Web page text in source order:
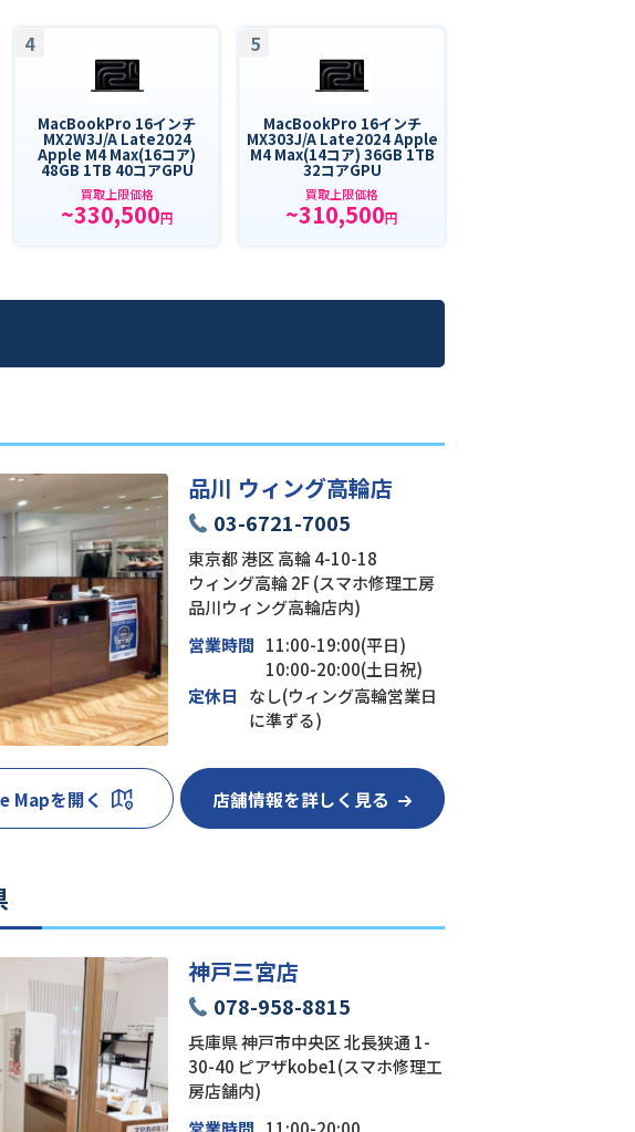
4
MacBookPro 16インチ
MX2W3J/A Late2024
Apple M4 Max(16コア)
48GB 1TB 40コアGPU
買取上限価格
~330,500円
5
MacBookPro 16インチ
MX303J/A Late2024 Apple
M4 Max(14コア) 36GB 1TB
32コアGPU
買取上限価格
~310,500円
品川 ウィング高輪店
03-6721-7005
東京都 港区 高輪 4-10-18
ウィング高輪 2F (スマホ修理工房
品川ウィング高輪店内)
営業時間 11:00-19:00(平日)
10:00-20:00(土日祝)
定休日
なし(ウィング高輪営業日
に準ずる)
Mapを開く 店舗情報を詳しく見る
神戸三宮店
078-958-8815
兵庫県 神戸市中央区 北長狭通 1-
30-40 ピアザkobe1(スマホ修理工
房店舗内)